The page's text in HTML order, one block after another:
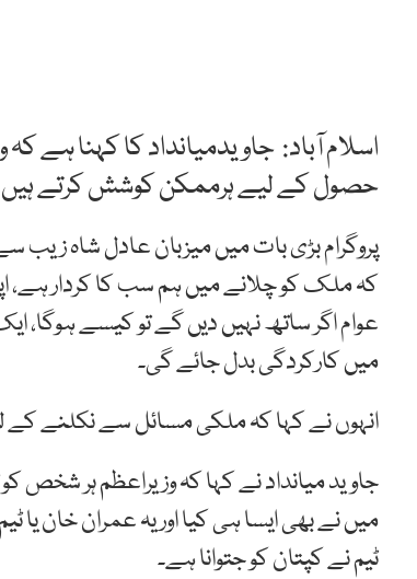
اسلام آباد: جاویدمیانداد کا کہنا ہے
حصول کے لیے ہرممکن کوشش کرتے
پروگرام بڑی بات میں میزبان عادل شاہ زیب
کہ ملک کو چلانے میں ہم سب کا کردار ہے،
عوام اگر ساتھ نہیں دیں گے تو کیسے ہوگا،
میں کارکردگی بدل جائے گی۔
انہوں نے کہا کہ ملکی مسائل سے نکلنے
جاوید میانداد نے کہا کہ وزیراعظم ہر
میں نے بھی ایسا ہی کیا اور یہ عمران خان یا
ٹیم نے کپتان کو جتوانا ہے۔